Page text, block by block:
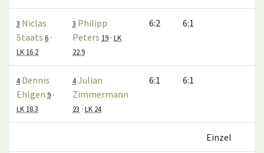
3 Niclas
Staats 6 ·
LK 16.2
3 Philipp
Peters 19 · LK
22.9
6:2 6:1
4 Dennis
Ehlgen 9 ·
LK 18.3
4Julian
Zimmermann
23 · LK 24
6:1 6:1
Einzel